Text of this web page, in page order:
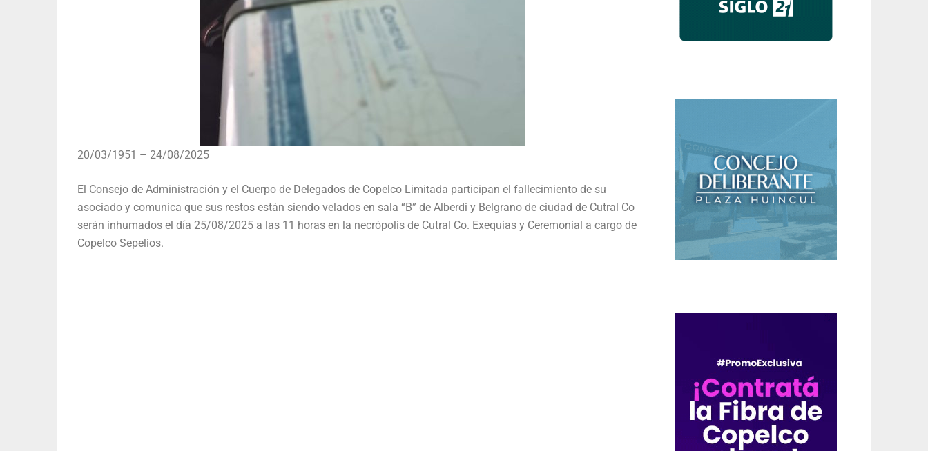
20/03/1951 – 24/08/2025
El Consejo de Administración y el Cuerpo de Delegados de Copelco Limitada participan el fallecimiento de su
asociado y comunica que sus restos están siendo velados en sala “B” de Alberdi y Belgrano de ciudad de Cutral Co
serán inhumados el día 25/08/2025 a las 11 horas en la necrópolis de Cutral Co. Exequias y Ceremonial a cargo de
Copelco Sepelios.